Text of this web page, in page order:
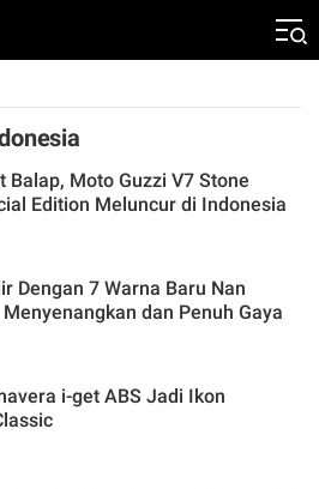
Balap, Moto Guzzi V7 Stone
Edition Meluncur di Indonesia
Dengan 7 Warna Baru Nan
dan Penuh Gaya
i-get ABS Jadi Ikon